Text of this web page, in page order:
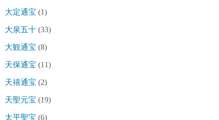
大定通宝 (1)
大泉五十 (33)
大観通宝 (8)
天保通宝 (11)
天禧通宝 (2)
天聖元宝 (19)
太平聖宝 (6)